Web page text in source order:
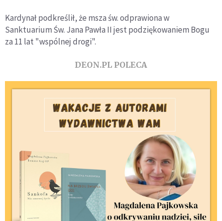
Kardynał podkreślił, że msza św. odprawiona w
Sanktuarium Św. Jana Pawła II jest podziękowaniem Bogu
za 11 lat "wspólnej drogi".
DEON.PL POLECA